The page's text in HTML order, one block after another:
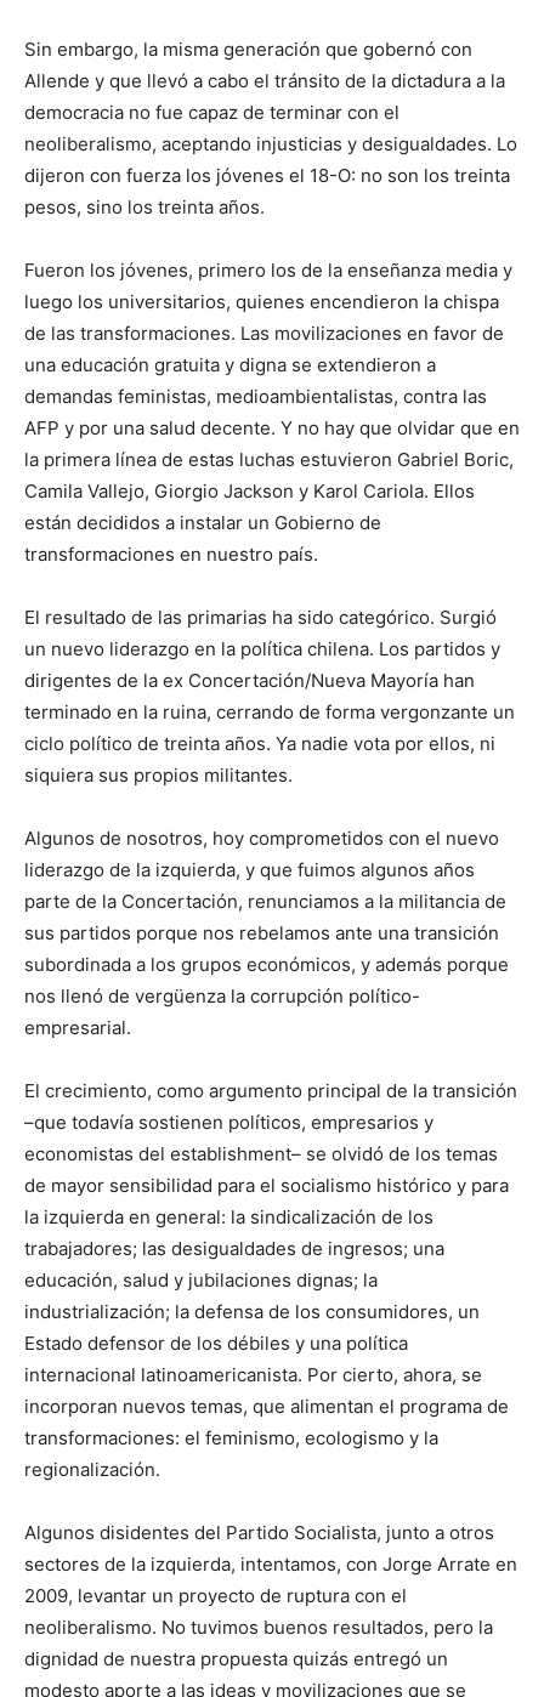
Sin embargo, la misma generación que gobernó con
Allende y que llevó a cabo el tránsito de la dictadura a la
democracia no fue capaz de terminar con el
neoliberalismo, aceptando injusticias y desigualdades. Lo
dijeron con fuerza los jóvenes el 18-O: no son los treinta
pesos, sino los treinta años.
Fueron los jóvenes, primero los de la enseñanza media y
luego los universitarios, quienes encendieron la chispa
de las transformaciones. Las movilizaciones en favor de
una educación gratuita y digna se extendieron a
demandas feministas, medioambientalistas, contra las
AFP y por una salud decente. Y no hay que olvidar que en
la primera línea de estas luchas estuvieron Gabriel Boric,
Camila Vallejo, Giorgio Jackson y Karol Cariola. Ellos
están decididos a instalar un Gobierno de
transformaciones en nuestro país.
El resultado de las primarias ha sido categórico. Surgió
un nuevo liderazgo en la política chilena. Los partidos y
dirigentes de la ex Concertación/Nueva Mayoría han
terminado en la ruina, cerrando de forma vergonzante un
ciclo político de treinta años. Ya nadie vota por ellos, ni
siquiera sus propios militantes.
Algunos de nosotros, hoy comprometidos con el nuevo
liderazgo de la izquierda, y que fuimos algunos años
parte de la Concertación, renunciamos a la militancia de
sus partidos porque nos rebelamos ante una transición
subordinada a los grupos económicos, y además porque
nos llenó de vergüenza la corrupción político-
empresarial.
El crecimiento, como argumento principal de la transición
–que todavía sostienen políticos, empresarios y
economistas del establishment– se olvidó de los temas
de mayor sensibilidad para el socialismo histórico y para
la izquierda en general: la sindicalización de los
trabajadores; las desigualdades de ingresos; una
educación, salud y jubilaciones dignas; la
industrialización; la defensa de los consumidores, un
Estado defensor de los débiles y una política
internacional latinoamericanista. Por cierto, ahora, se
incorporan nuevos temas, que alimentan el programa de
transformaciones: el feminismo, ecologismo y la
regionalización.
Algunos disidentes del Partido Socialista, junto a otros
sectores de la izquierda, intentamos, con Jorge Arrate en
2009, levantar un proyecto de ruptura con el
neoliberalismo. No tuvimos buenos resultados, pero la
dignidad de nuestra propuesta quizás entregó un
modesto aporte a las ideas y movilizaciones que se